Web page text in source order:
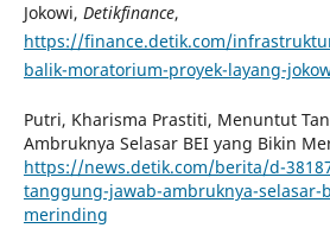
Jokowi, Detikfinance,
https://finance.detik.com/
balik-moratorium-proyek-layang-
Putri, Kharisma Prastiti, Menuntut
Ambruknya Selasar BEI yang Bikin
https://news.detik.com/berita/d-
tanggung-jawab-ambruknya-selasar-
merinding